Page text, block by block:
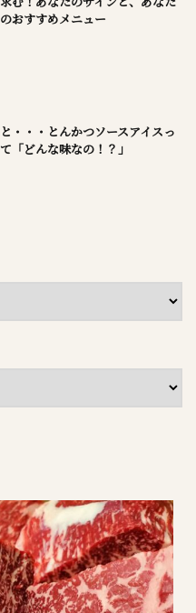
のおすすめメニュー
と・・・とんかつソースアイスっ
て「どんな味なの！？」